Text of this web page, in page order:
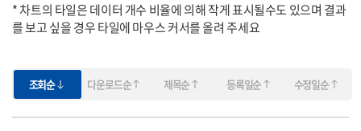
* 차트의 타일은 데이터 개수 비율에 의해 작게 표시될수도 있으며 결과
를 보고 싶을 경우 타일에 마우스 커서를 올려 주세요
조회순 다운로드순 제목순 등록일순 수정일순